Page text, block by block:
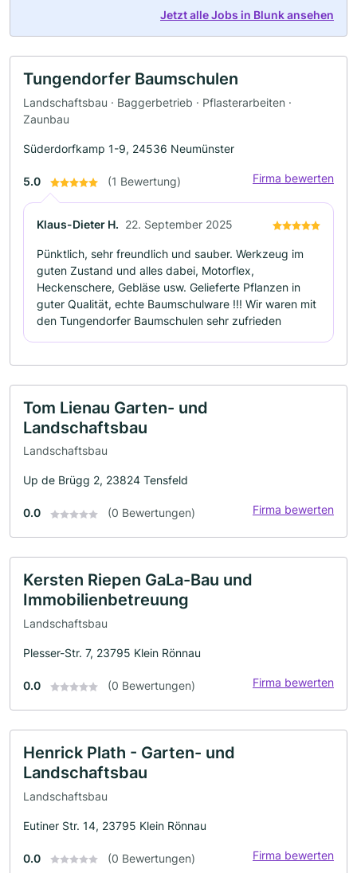
Jetzt alle Jobs in Blunk ansehen
Tungendorfer Baumschulen
Landschaftsbau · Baggerbetrieb · Pflasterarbeiten ·
Zaunbau
Süderdorfkamp 1-9, 24536 Neumünster
5.0 (1 Bewertung) Firma bewerten
Klaus-Dieter H. 22. September 2025
Pünktlich, sehr freundlich und sauber. Werkzeug im
guten Zustand und alles dabei, Motorflex,
Heckenschere, Gebläse usw. Gelieferte Pflanzen in
guter Qualität, echte Baumschulware !!! Wir waren mit
den Tungendorfer Baumschulen sehr zufrieden
Tom Lienau Garten- und
Landschaftsbau
Landschaftsbau
Up de Brügg 2, 23824 Tensfeld
0.0 (0 Bewertungen) Firma bewerten
Kersten Riepen GaLa-Bau und
Immobilienbetreuung
Landschaftsbau
Plesser-Str. 7, 23795 Klein Rönnau
0.0 (0 Bewertungen) Firma bewerten
Henrick Plath - Garten- und
Landschaftsbau
Landschaftsbau
Eutiner Str. 14, 23795 Klein Rönnau
0.0 (0 Bewertungen) Firma bewerten